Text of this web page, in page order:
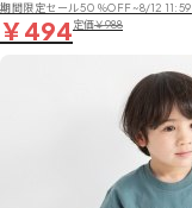
期間限定セール50％OFF~8/12 11:59
￥494定価￥988